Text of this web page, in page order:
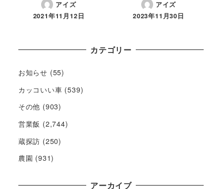
アイズ
2021年11月12日
アイズ
2023年11月30日
カテゴリー
お知らせ (55)
カッコいい車 (539)
その他 (903)
営業飯 (2,744)
蔵探訪 (250)
農園 (931)
アーカイブ